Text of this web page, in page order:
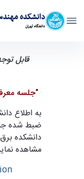
دانشکده
دانشگاه تهران
فیلمهای معرفی
قابل
"جلسه
به اطلاع
ضبط شده
دانشکده
مشاهده